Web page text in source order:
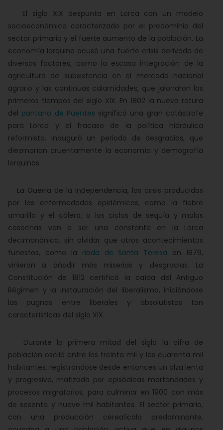
El siglo XIX despunta en Lorca con un modelo
socioeconómico caracterizado por el predominio del
sector primario y el fuerte aumento de la población. La
economía lorquina acusó una fuerte crisis derivada de
diversos factores, como la escasa integración de la
agricultura de subsistencia en el mercado nacional
agrario y las continuas calamidades, que jalonaron los
primeros tiempos del siglo XIX. En 1802 la nueva rotura
del pantano de Puentes significó una gran catástrofe
para Lorca y el fracaso de la política hidráulica
reformista. Inauguró un periodo de desgracias, que
diezmarían cruentamente la economía y demografía
lorquinas.
La Guerra de la Independencia, las crisis producidas
por las enfermedades epidémicas, como la fiebre
amarilla y el cólera, o los ciclos de sequía y malas
cosechas van a ser una constante en la Lorca
decimonónica, sin olvidar que otros acontecimientos
funestos, como la riada de Santa Teresa en 1879,
vinieron a añadir más miserias y desgracias. La
Constitución de 1812 certificó la caída del Antiguo
Régimen y la instauración del liberalismo, iniciándose
las pugnas entre liberales y absolutistas tan
características del siglo XIX.
Durante la primera mitad del siglo la cifra de
población osciló entre los treinta mil y los cuarenta mil
habitantes, registrándose desde entonces un alza lenta
y progresiva, matizada por episódicas mortandades y
procesos migratorios, para culminar en 1900 con más
de sesenta y nueve mil habitantes. El sector primario,
con una producción cerealícola predominante,